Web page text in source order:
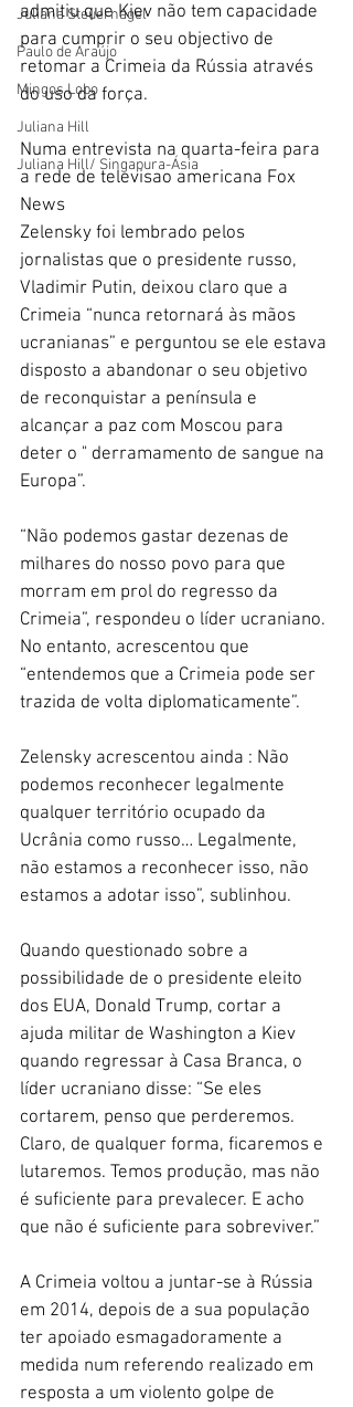
Juliana Steuernagel
Paulo de Araújo
Mingos Lobo
Juliana Hill
Juliana Hill/ Singapura-Ásia
admitiu que Kiev não tem capacidade
para cumprir o seu objectivo de
retomar a Crimeia da Rússia através
do uso da força.
Numa entrevista na quarta-feira para
a rede de televisao americana Fox
News
Zelensky foi lembrado pelos
jornalistas que o presidente russo,
Vladimir Putin, deixou claro que a
Crimeia “nunca retornará às mãos
ucranianas” e perguntou se ele estava
disposto a abandonar o seu objetivo
de reconquistar a península e
alcançar a paz com Moscou para
deter o " derramamento de sangue na
Europa”.
“Não podemos gastar dezenas de
milhares do nosso povo para que
morram em prol do regresso da
Crimeia”, respondeu o líder ucraniano.
No entanto, acrescentou que
“entendemos que a Crimeia pode ser
trazida de volta diplomaticamente”.
Zelensky acrescentou ainda : Não
podemos reconhecer legalmente
qualquer território ocupado da
Ucrânia como russo… Legalmente,
não estamos a reconhecer isso, não
estamos a adotar isso”, sublinhou.
Quando questionado sobre a
possibilidade de o presidente eleito
dos EUA, Donald Trump, cortar a
ajuda militar de Washington a Kiev
quando regressar à Casa Branca, o
líder ucraniano disse: “Se eles
cortarem, penso que perderemos.
Claro, de qualquer forma, ficaremos e
lutaremos. Temos produção, mas não
é suficiente para prevalecer. E acho
que não é suficiente para sobreviver.”
A Crimeia voltou a juntar-se à Rússia
em 2014, depois de a sua população
ter apoiado esmagadoramente a
medida num referendo realizado em
resposta a um violento golpe de